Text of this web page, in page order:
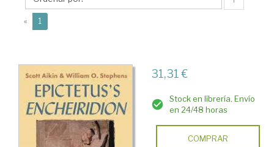
« 1
31,31 €
Stock en librería. Envío
en 24/48 horas
COMPRAR